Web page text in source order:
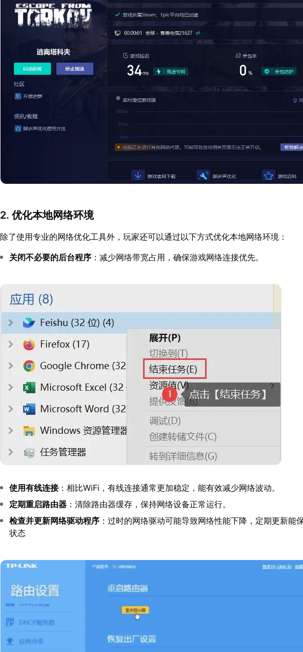
2. 优化本地网络环境
除了使用专业的网络优化工具外，玩家还可以通过以下方式优化本地网络环境：
关闭不必要的后台程序 ：减少网络带宽占用，确保游戏网络连接优先。
使用有线连接：相比WiFi，有线连接通常更加稳定，能有效减少网络波动。
定期重启路由器 ：清除路由器缓存，保持网络设备正常运行。
检查并更新网络驱动程序 ：过时的网络驱动可能导致网络性能下降，定期更新能
状态